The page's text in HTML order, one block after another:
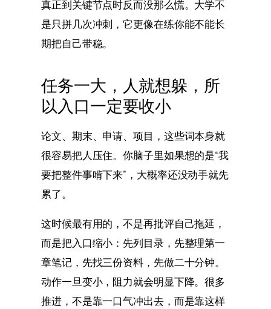
真正到关键节点时反而没那么慌。大学不
是只拼几次冲刺，它更像在练你能不能长
期把自己带稳。
任务一大，人就想躲，所
以入口一定要收小
论文、期末、申请、项目，这些词本身就
很容易把人压住。你脑子里如果想的是“我
要把整件事啃下来”，大概率还没动手就先
累了。
这时候最有用的，不是再批评自己拖延，
而是把入口缩小：先列目录，先整理第一
章笔记，先找三份资料，先做二十分钟。
动作一旦变小，阻力就会明显下降。很多
推进，不是靠一口气冲出去，而是靠这样